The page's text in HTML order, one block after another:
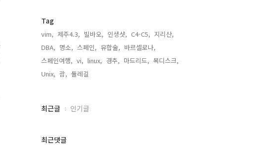
Tag
vim, 제주4.3, 빌바오, 인생샷, C4-C5, 지리산,
DBA, 명소, 스페인, 유합술, 바르셀로나,
스페인여행, vi, linux, 경추, 마드리드, 목디스크,
Unix, 괌, 둘레길,
최
과
최근글 인기글
최근댓글